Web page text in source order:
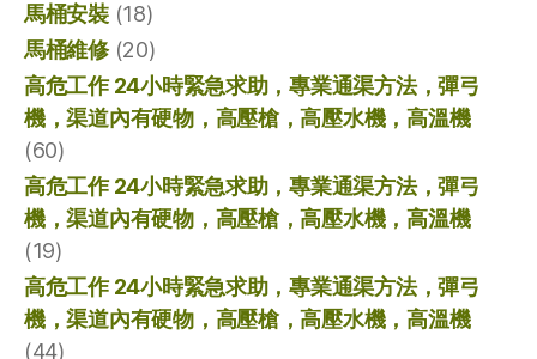
馬桶安裝(18)
馬桶維修(20)
高危工作 24小時緊急求助，專業通渠方法，彈弓
機，渠道內有硬物，高壓槍，高壓水機，高溫機
(60)
高危工作 24小時緊急求助，專業通渠方法，彈弓
機，渠道內有硬物，高壓槍，高壓水機，高溫機
(19)
高危工作 24小時緊急求助，專業通渠方法，彈弓
機，渠道內有硬物，高壓槍，高壓水機，高溫機
(44)